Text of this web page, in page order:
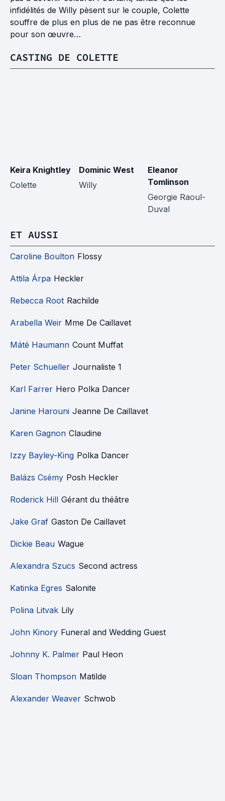
infidélités de Willy pèsent sur le couple, Colette
souffre de plus en plus de ne pas être reconnue
pour son œuvre…
CASTING DE COLETTE
Keira Knightley
Colette
Dominic West
Willy
Eleanor
Tomlinson
Georgie Raoul-
Duval
ET AUSSI
Caroline Boulton Flossy
Attila Árpa Heckler
Rebecca Root Rachilde
Arabella Weir Mme De Caillavet
Máté Haumann Count Muffat
Peter Schueller Journaliste 1
Karl Farrer Hero Polka Dancer
Janine Harouni Jeanne De Caillavet
Karen Gagnon Claudine
Izzy Bayley-King Polka Dancer
Balázs Csémy Posh Heckler
Roderick Hill Gérant du théâtre
Jake Graf Gaston De Caillavet
Dickie Beau Wague
Alexandra Szucs Second actress
Katinka Egres Salonite
Polina Litvak Lily
John Kinory Funeral and Wedding Guest
Johnny K. Palmer Paul Heon
Sloan Thompson Matilde
Alexander Weaver Schwob